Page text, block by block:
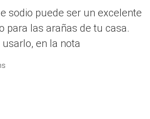
sodio puede ser un excelente
para las arañas de tu casa.
en la nota